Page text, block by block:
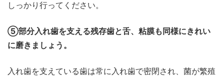
しっかり行ってください。
⑤部分入れ歯を支える残存歯と舌、粘膜も同様にきれい
に磨きましょう。
入れ歯を支えている歯は常に入れ歯で密閉され、菌が繁殖